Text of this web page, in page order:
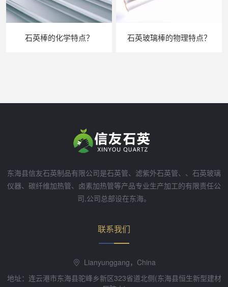
石英棒的化学特点？ 石英玻璃棒的物理特点？
东海县信友石英制品有限公司是石英管、滤紫外石英管、、石英玻璃
仪器、碳纤维加热管、卤素加热管等产品专业生产加工的有限责任公
司,公司总部设在东海。
联系我们
Lianyunggang，China
地址：连云港市东海县驼峰乡新区323省道北侧(东海县恒生新型建材